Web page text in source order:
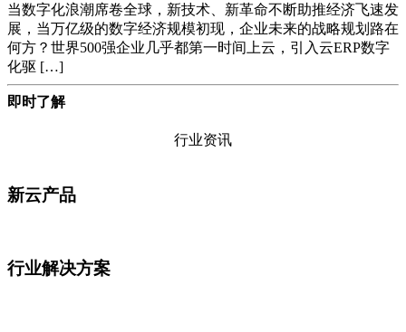
当数字化浪潮席卷全球，新技术、新革命不断助推经济飞速发
展，当万亿级的数字经济规模初现，企业未来的战略规划路在
何方？世界500强企业几乎都第一时间上云，引入云ERP数字
化驱 […]
即时了解
行业资讯
新云产品
行业解决方案